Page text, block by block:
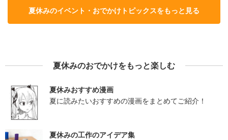
夏休みのイベント・おでかけトピックスをもっと見る
夏休みのおでかけをもっと楽しむ
夏休みおすすめ漫画
夏に読みたいおすすめの漫画をまとめてご紹介！
夏休みの工作のアイデア集